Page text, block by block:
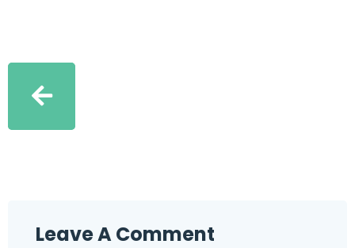
Leave A Comment